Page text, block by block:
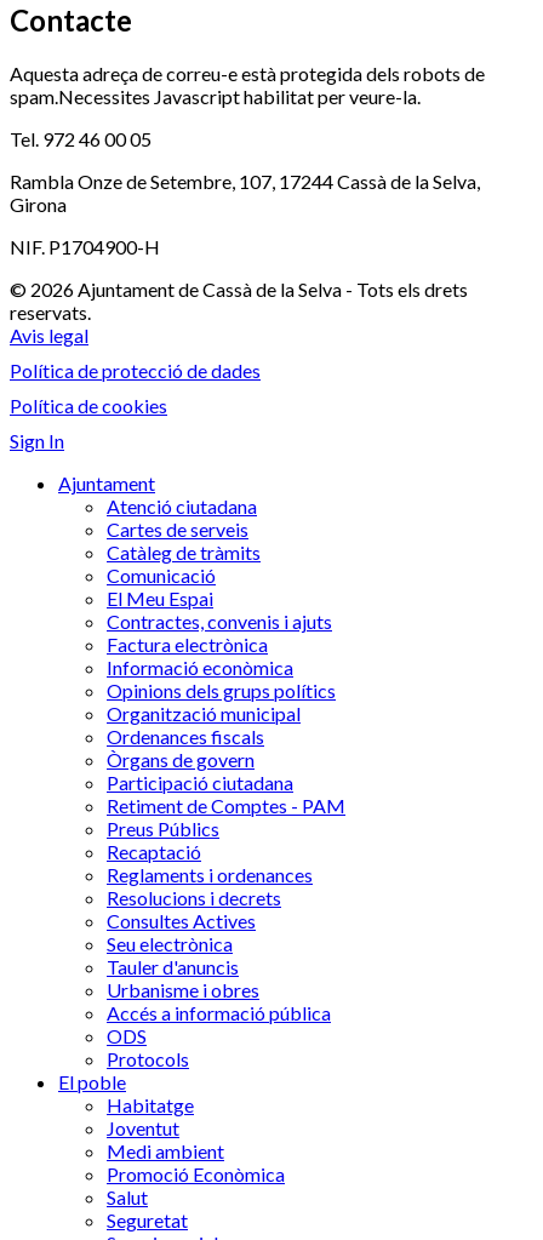
Contacte
Aquesta adreça de correu-e està protegida dels robots de
spam.Necessites Javascript habilitat per veure-la.
Tel. 972 46 00 05
Rambla Onze de Setembre, 107, 17244 Cassà de la Selva,
Girona
NIF. P1704900-H
© 2026 Ajuntament de Cassà de la Selva - Tots els drets
reservats.
Avis legal
Política de protecció de dades
Política de cookies
Sign In
Ajuntament
Atenció ciutadana
Cartes de serveis
Catàleg de tràmits
Comunicació
El Meu Espai
Contractes, convenis i ajuts
Factura electrònica
Informació econòmica
Opinions dels grups polítics
Organització municipal
Ordenances fiscals
Òrgans de govern
Participació ciutadana
Retiment de Comptes - PAM
Preus Públics
Recaptació
Reglaments i ordenances
Resolucions i decrets
Consultes Actives
Seu electrònica
Tauler d'anuncis
Urbanisme i obres
Accés a informació pública
ODS
Protocols
El poble
Habitatge
Joventut
Medi ambient
Promoció Econòmica
Salut
Seguretat